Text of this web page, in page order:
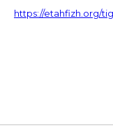
https://etahfizh.org/